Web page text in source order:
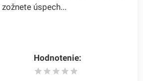
úspech...
Hodnotenie: